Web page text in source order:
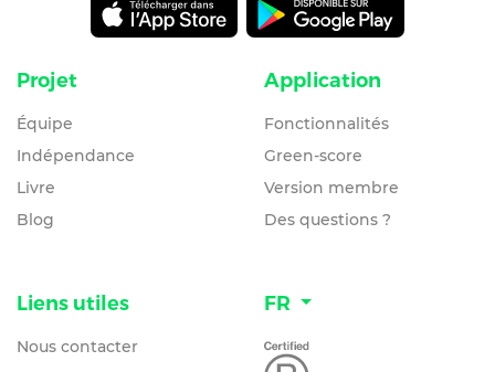
Projet
Équipe
Indépendance
Livre
Blog
Application
Fonctionnalités
Green-score
Version membre
Des questions ?
Liens utiles
Nous contacter
FR